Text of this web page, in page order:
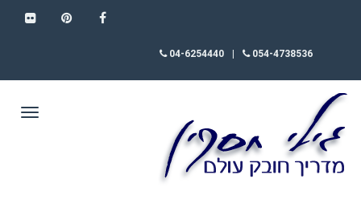
054-4738536
04-6254440